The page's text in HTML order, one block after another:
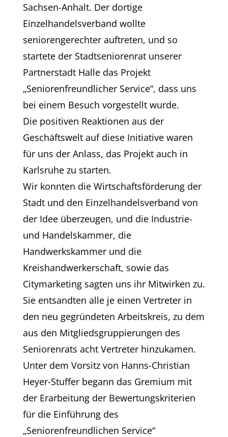
Sachsen-Anhalt. Der dortige
Einzelhandelsverband wollte
seniorengerechter auftreten, und so
startete der Stadtseniorenrat unserer
Partnerstadt Halle das Projekt
„Seniorenfreundlicher Service“, dass uns
bei einem Besuch vorgestellt wurde.
Die positiven Reaktionen aus der
Geschäftswelt auf diese Initiative waren
für uns der Anlass, das Projekt auch in
Karlsruhe zu starten.
Wir konnten die Wirtschaftsförderung der
Stadt und den Einzelhandelsverband von
der Idee überzeugen, und die Industrie-
und Handelskammer, die
Handwerkskammer und die
Kreishandwerkerschaft, sowie das
Citymarketing sagten uns ihr Mitwirken zu.
Sie entsandten alle je einen Vertreter in
den neu gegründeten Arbeitskreis, zu dem
aus den Mitgliedsgruppierungen des
Seniorenrats acht Vertreter hinzukamen.
Unter dem Vorsitz von Hanns-Christian
Heyer-Stuffer begann das Gremium mit
der Erarbeitung der Bewertungskriterien
für die Einführung des
„Seniorenfreundlichen Service“